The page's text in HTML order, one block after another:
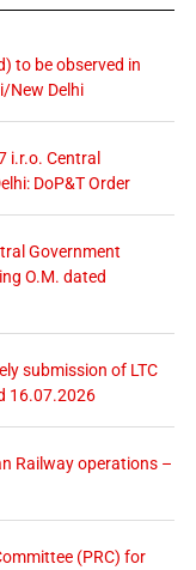
to be observed in
New Delhi
i.r.o. Central
DoP&T Order
Government
O.M. dated
submission of LTC
16.07.2026
Railway operations –
(PRC) for